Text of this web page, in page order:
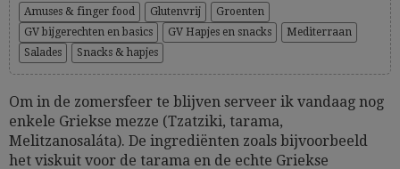
Amuses & finger food
Glutenvrij
Groenten
GV bijgerechten en basics
GV Hapjes en snacks
Mediterraan
Salades
Snacks & hapjes
Om in de zomersfeer te blijven serveer ik vandaag nog
enkele Griekse mezze (Tzatziki, tarama,
Melitzanosaláta). De ingrediënten zoals bijvoorbeeld
het viskuit voor de tarama en de echte Griekse